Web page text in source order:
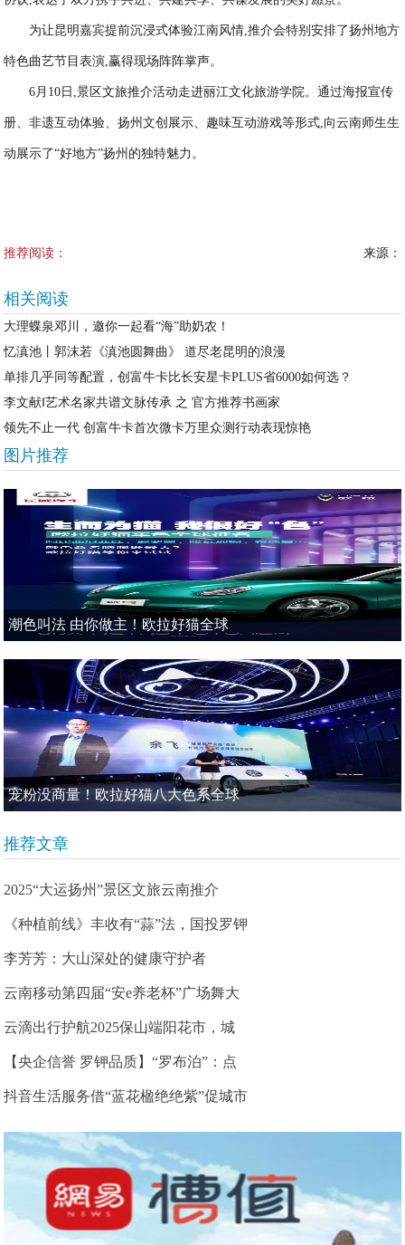
为让昆明嘉宾提前沉浸式体验江南风情,推介会特别安排了扬州地方
特色曲艺节目表演,赢得现场阵阵掌声。
6月10日,景区文旅推介活动走进丽江文化旅游学院。通过海报宣传
册、非遗互动体验、扬州文创展示、趣味互动游戏等形式,向云南师生生
动展示了“好地方”扬州的独特魅力。
推荐阅读： 来源：
相关阅读
大理蝶泉邓川，邀你一起看“海”助奶农！
忆滇池丨郭沫若《滇池圆舞曲》 道尽老昆明的浪漫
单排几乎同等配置，创富牛卡比长安星卡PLUS省6000如何选？
李文献‖艺术名家共谱文脉传承 之 官方推荐书画家
领先不止一代 创富牛卡首次微卡万里众测行动表现惊艳
图片推荐
潮色叫法 由你做主！欧拉好猫全球
宠粉没商量！欧拉好猫八大色系全球
推荐文章
2025“大运扬州”景区文旅云南推介
《种植前线》丰收有“蒜”法，国投罗钾
李芳芳：大山深处的健康守护者
云南移动第四届“安e养老杯”广场舞大
云滴出行护航2025保山端阳花市，城
【央企信誉 罗钾品质】“罗布泊”：点
抖音生活服务借“蓝花楹绝绝紫”促城市